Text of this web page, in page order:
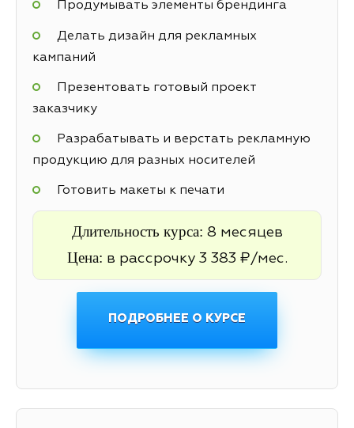
Продумывать элементы брендинга
Делать дизайн для рекламных
кампаний
Презентовать готовый проект
заказчику
Разрабатывать и верстать рекламную
продукцию для разных носителей
Готовить макеты к печати
Длительность курса: 8 месяцев
Цена: в рассрочку 3 383 ₽/мес.
ПОДРОБНЕЕ О КУРСЕ